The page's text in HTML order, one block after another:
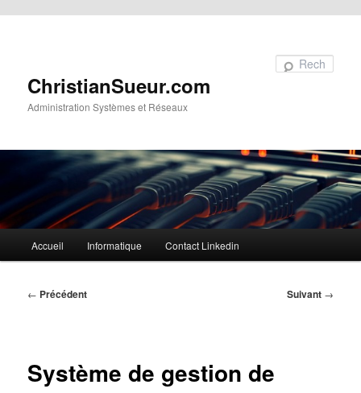
ChristianSueur.com
Administration Systèmes et Réseaux
principalAccueil Informatique Contact Linkedin
Navigation
← Précédent Suivant →
Système de gestion de